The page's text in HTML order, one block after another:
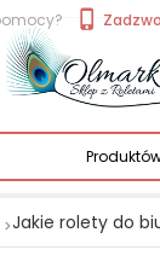
Jakie rolety do